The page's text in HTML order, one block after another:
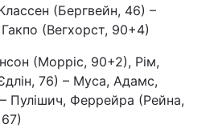
(Бергвейн, 46) –
(Вегхорст, 90+4)
(Морріс, 90+2), Рім,
76) – Муса, Адамс,
Пулішич, Феррейра (Рейна,